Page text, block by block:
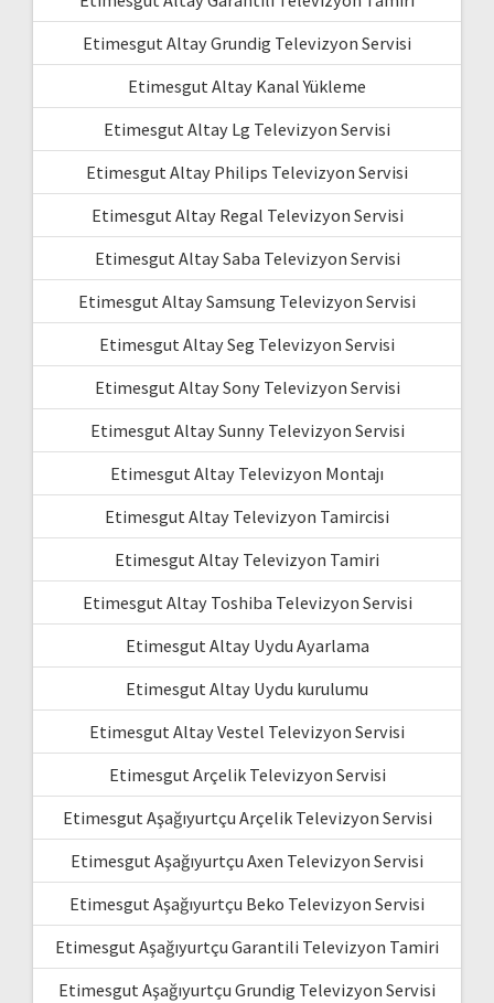
Etimesgut Altay Grundig Televizyon Servisi
Etimesgut Altay Kanal Yükleme
Etimesgut Altay Lg Televizyon Servisi
Etimesgut Altay Philips Televizyon Servisi
Etimesgut Altay Regal Televizyon Servisi
Etimesgut Altay Saba Televizyon Servisi
Etimesgut Altay Samsung Televizyon Servisi
Etimesgut Altay Seg Televizyon Servisi
Etimesgut Altay Sony Televizyon Servisi
Etimesgut Altay Sunny Televizyon Servisi
Etimesgut Altay Televizyon Montajı
Etimesgut Altay Televizyon Tamircisi
Etimesgut Altay Televizyon Tamiri
Etimesgut Altay Toshiba Televizyon Servisi
Etimesgut Altay Uydu Ayarlama
Etimesgut Altay Uydu kurulumu
Etimesgut Altay Vestel Televizyon Servisi
Etimesgut Arçelik Televizyon Servisi
Etimesgut Aşağıyurtçu Arçelik Televizyon Servisi
Etimesgut Aşağıyurtçu Axen Televizyon Servisi
Etimesgut Aşağıyurtçu Beko Televizyon Servisi
Etimesgut Aşağıyurtçu Garantili Televizyon Tamiri
Etimesgut Aşağıyurtçu Grundig Televizyon Servisi